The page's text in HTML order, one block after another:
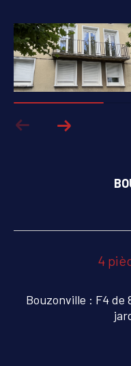
4
Bouzonville : F4 de
PARKING